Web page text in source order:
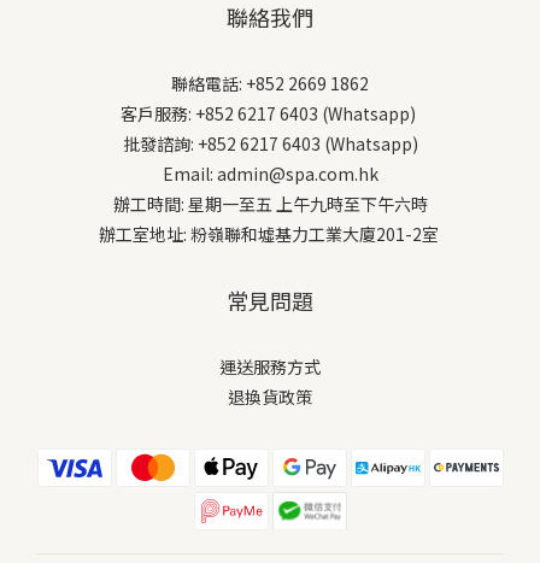
聯絡我們
聯絡電話: +852 2669 1862
客戶服務: +852 6217 6403 (Whatsapp)
批發諮詢: +852 6217 6403 (Whatsapp)
Email: admin@spa.com.hk
辦工時間: 星期一至五 上午九時至下午六時
辦工室地址: 粉嶺聯和墟基力工業大廈201-2室
常見問題
運送服務方式
退換貨政策